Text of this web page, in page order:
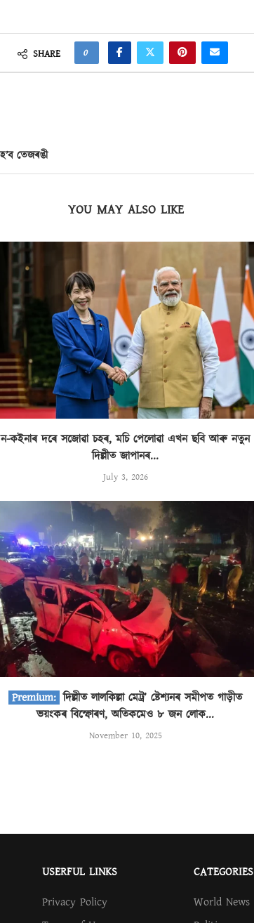
SHARE 0
তেজৰঙী
YOU MAY ALSO LIKE
ন-কইনাৰ দৰে সজোৱা চহৰ, মচি পেলোৱা এখন ছবি আৰু নতুন
দিল্লীত জাপানৰ...
July 3, 2026
দিল্লীত লালকিল্লা মেট্ৰ’ ষ্টেশ্যনৰ সমীপত গাড়ীত
ভয়ংকৰ বিস্ফোৰণ, অতিকমেও ৮ জন লোক...
November 10, 2025
USERFUL LINKS
Privacy Policy
CATEGORIES
World News